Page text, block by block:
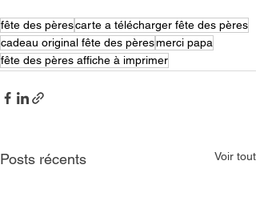
fête des pèrescarte a télécharger fête des pères
cadeau original fête des pèresmerci papa
fête des pères affiche à imprimer
Posts récents Voir tout